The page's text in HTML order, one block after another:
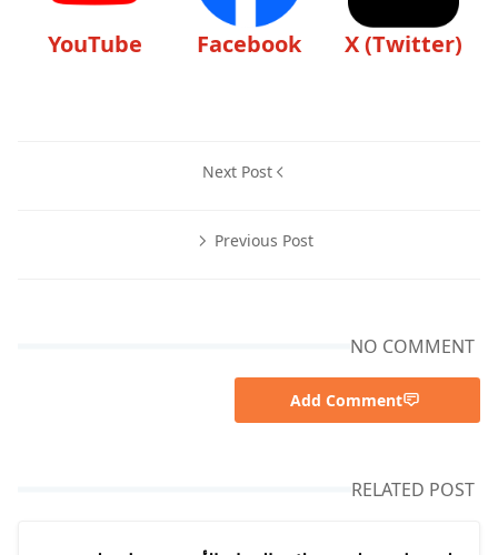
X (Twitter)
Facebook
YouTube
Next Post
Previous Post
NO COMMENT
Add Comment
RELATED POST